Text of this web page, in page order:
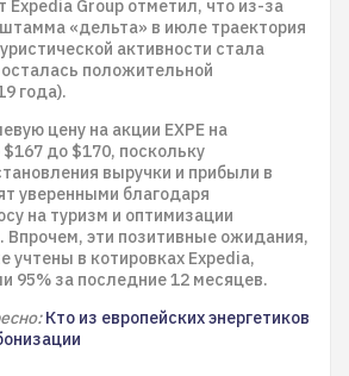
Group отметил, что из-за
«дельта» в июле траектория
активности стала
положительной
года).
цену на акции EXPE на
$167 до $170, поскольку
выручки и прибыли в
уверенными благодаря
на туризм и оптимизации
Впрочем, эти позитивные ожидания,
учтены в котировках Expedia,
95% за последние 12 месяцев.
Кто из европейских энергетиков